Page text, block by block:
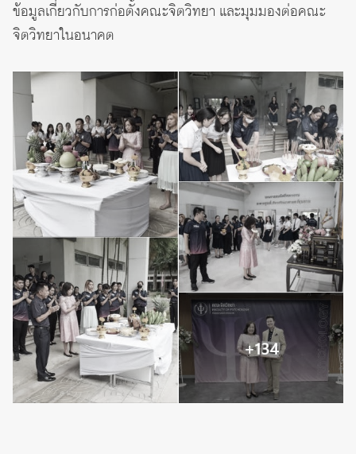
ข้อมูลเกี่ยวกับการก่อตั้งคณะจิตวิทยา และมุมมองต่อคณะ
จิตวิทยาในอนาคต